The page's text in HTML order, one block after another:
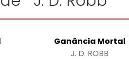
Ganância Mortal
J. D. ROBB